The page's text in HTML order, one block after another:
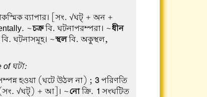
ব্যাপার। [সং. √ঘট্ + অন +
~চক্রবি. ঘটনাপরম্পরা। ~ধীন
ঘটনাসমূহ। ~স্থলবি. অকুস্থল,
of ঘটা:
হওয়া (ঘটে উঠল না) ; 3পরিণতি
(সং. √ঘট্) + আ]। ~নোক্রি. 1 সংঘটিত